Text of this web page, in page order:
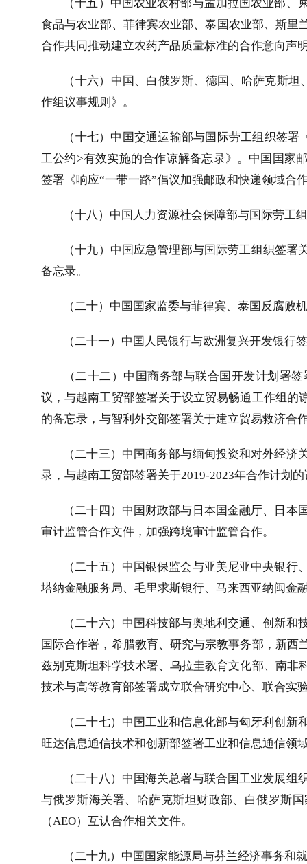
（十五）中国农业农村部与孟加拉国农业部
食品与农业部、菲律宾农业部、泰国农业部、斯里
合作共同推动建立农药产品质量标准的合作意向声
（十六）中国、白俄罗斯、德国、哈萨克斯
作组议事规则》。
（十七）中国交通运输部与国际劳工组织签署
工公约>有效实施的合作谅解备忘录》。中国国家
签署《响应“一带一路”倡议加强邮政和快递领域合
（十八）中国人力资源社会保障部与国际劳工
（十九）中国应急管理部与国际劳工组织签
备忘录。
（二十）中国国家监委与菲律宾、泰国反腐败
（二十一）中国人民银行与欧洲复兴开发银行
（二十二）中国商务部与联合国开发计划署
议，与越南工贸部签署关于设立贸易畅通工作组
的备忘录，与智利外交部签署关于建立贸易救济合
（二十三）中国商务部与缅甸投资和对外经
录，与越南工贸部签署关于2019-2023年合作计划
（二十四）中国财政部与日本国金融厅、日
审计监管合作文件，加强跨境审计监管合作。
（二十五）中国银保监会与亚美尼亚中央银
塔纳金融服务局、毛里求斯银行、马来西亚纳闽金
（二十六）中国科技部与奥地利交通、创新
国际合作署，希腊教育、研究与宗教事务部，新
兹别克斯坦科学技术署、乌拉圭教育文化部、南
技术与高等教育部签署成立联合研究中心、联合实
（二十七）中国工业和信息化部与匈牙利创
旺达信息通信技术和创新部签署工业和信息通信领
（二十八）中国海关总署与联合国工业发展
与俄罗斯海关署、哈萨克斯坦财政部、白俄罗斯
（AEO）互认合作相关文件。
（二十九）中国国家能源局与芬兰经济事务